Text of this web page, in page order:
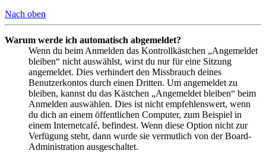
Nach oben
Warum werde ich automatisch abgemeldet?
Wenn du beim Anmelden das Kontrollkästchen „Angemeldet
bleiben“ nicht auswählst, wirst du nur für eine Sitzung
angemeldet. Dies verhindert den Missbrauch deines
Benutzerkontos durch einen Dritten. Um angemeldet zu
bleiben, kannst du das Kästchen „Angemeldet bleiben“ beim
Anmelden auswählen. Dies ist nicht empfehlenswert, wenn
du dich an einem öffentlichen Computer, zum Beispiel in
einem Internetcafé, befindest. Wenn diese Option nicht zur
Verfügung steht, dann wurde sie vermutlich von der Board-
Administration ausgeschaltet.